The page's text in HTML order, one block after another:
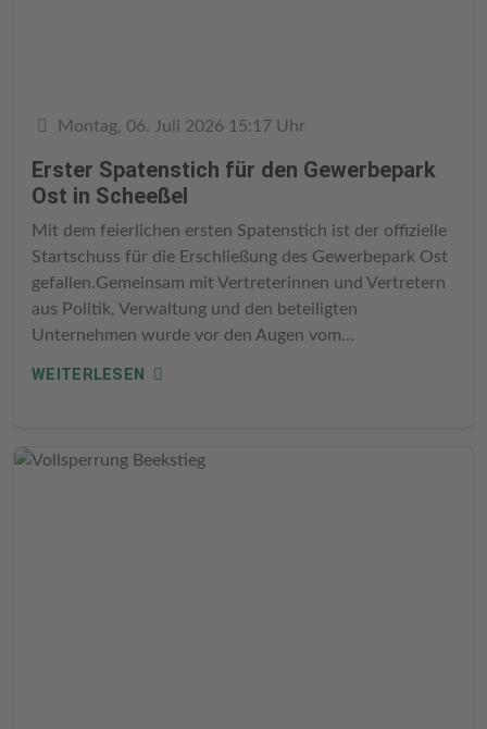
DetailsMontag, 06. Juli 2026 15:17 Uhr
Erster Spatenstich für den Gewerbepark
Ost in Scheeßel
Mit dem feierlichen ersten Spatenstich ist der offizielle
Startschuss für die Erschließung des Gewerbepark Ost
gefallen.Gemeinsam mit Vertreterinnen und Vertretern
aus Politik, Verwaltung und den beteiligten
Unternehmen wurde vor den Augen vom...
WEITERLESEN